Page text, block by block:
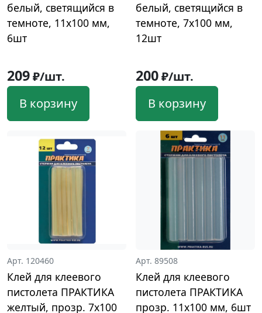
белый, светящийся в
темноте, 11x100 мм,
6шт
209₽/шт.
В корзину
белый, светящийся в
темноте, 7x100 мм,
12шт
200₽/шт.
В корзину
Арт. 120460
Клей для клеевого
пистолета ПРАКТИКА
желтый, прозр. 7x100
Арт. 89508
Клей для клеевого
пистолета ПРАКТИКА
прозр. 11x100 мм, 6шт